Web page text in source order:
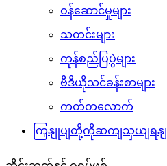
ဝန်ဆောင်မှုများ
သတင်းများ
ကုန်စည်ပြပွဲများ
ဗီဒီယိုသင်ခန်းစာများ
ကတ်တလောက်
ကြှနျုပျတို့ကိုဆကျသှယျရနျ